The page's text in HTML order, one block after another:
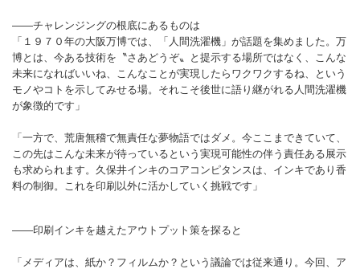
――チャレンジングの根底にあるものは
「１９７０年の大阪万博では、「人間洗濯機」が話題を集めました。万
博とは、今ある技術を〝さあどうぞ〟と提示する場所ではなく、こんな
未来になればいいね、こんなことが実現したらワクワクするね、という
モノやコトを示してみせる場。それこそ後世に語り継がれる人間洗濯機
が象徴的です」
「一方で、荒唐無稽で無責任な夢物語ではダメ。今ここまできていて、
この先はこんな未来が待っているという実現可能性の伴う責任ある展示
も求められます。久保井インキのコアコンピタンスは、インキであり香
料の制御。これを印刷以外に活かしていく挑戦です」
――印刷インキを越えたアウトプット策を探ると
「メディアは、紙か？フィルムか？という議論では従来通り。今回、ア